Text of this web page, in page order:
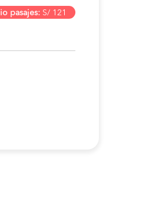
pasajes:S/ 121